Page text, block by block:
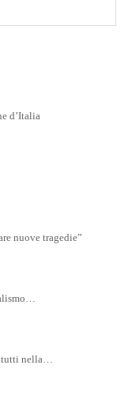
d’Italia
nuove tragedie”
tutti nella…